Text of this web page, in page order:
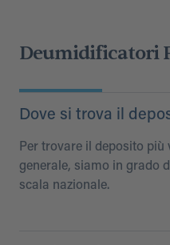
Deumidificatori
Dove si trova il
Per trovare il deposito più
generale, siamo in grado
scala nazionale.